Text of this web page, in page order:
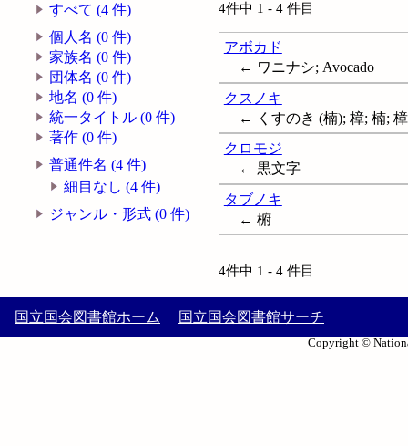
すべて (4 件)
個人名 (0 件)
家族名 (0 件)
団体名 (0 件)
地名 (0 件)
統一タイトル (0 件)
著作 (0 件)
普通件名 (4 件)
細目なし (4 件)
ジャンル・形式 (0 件)
4件中 1 - 4 件目
アボカド
← ワニナシ; Avocado
クスノキ
← くすのき (楠); 樟; 楠;
クロモジ
← 黒文字
タブノキ
← 椨
4件中 1 - 4 件目
国立国会図書館ホーム 国立国会図書館サーチ
Copyright ©